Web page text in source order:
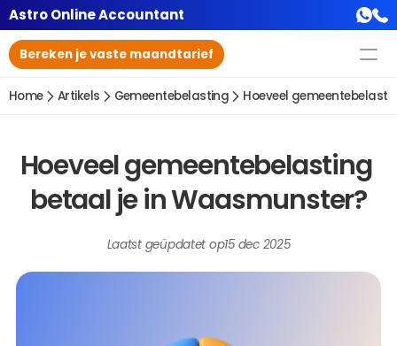
Astro Online Accountant
Bereken je vaste maandtarief
Home Artikels Gemeentebelasting Hoeveel
Hoeveel gemeentebelasting
betaal je in Waasmunster?
Laatst geüpdatet op15 dec 2025